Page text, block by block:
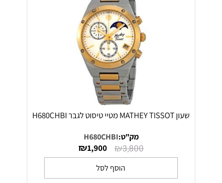
שעון MATHEY TISSOT מטיי טיסוט לגבר H680CHBI
מק"ט:H680CHBI
₪3,800
₪1,900
הוסף לסל